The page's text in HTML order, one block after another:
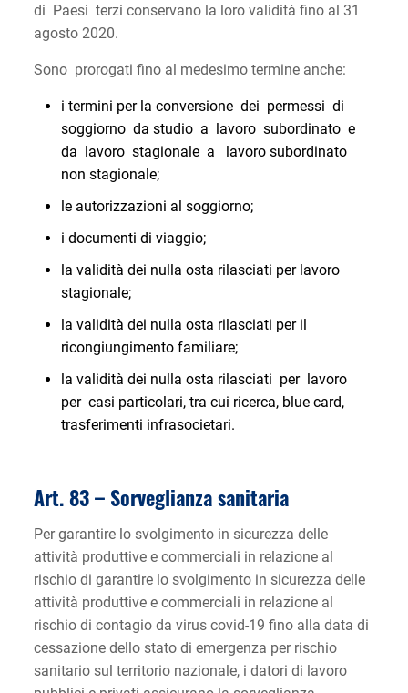
di Paesi terzi conservano la loro validità fino al 31
agosto 2020.
Sono prorogati fino al medesimo termine anche:
i termini per la conversione dei permessi di
soggiorno da studio a lavoro subordinato e
da lavoro stagionale a lavoro subordinato
non stagionale;
le autorizzazioni al soggiorno;
i documenti di viaggio;
la validità dei nulla osta rilasciati per lavoro
stagionale;
la validità dei nulla osta rilasciati per il
ricongiungimento familiare;
la validità dei nulla osta rilasciati per lavoro
per casi particolari, tra cui ricerca, blue card,
trasferimenti infrasocietari.
Art. 83 – Sorveglianza sanitaria
Per garantire lo svolgimento in sicurezza delle
attività produttive e commerciali in relazione al
rischio di garantire lo svolgimento in sicurezza delle
attività produttive e commerciali in relazione al
rischio di contagio da virus covid-19 fino alla data di
cessazione dello stato di emergenza per rischio
sanitario sul territorio nazionale, i datori di lavoro